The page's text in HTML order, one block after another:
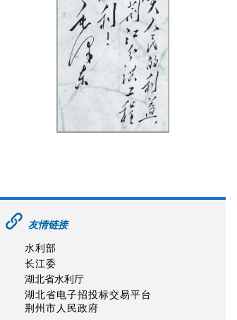
友情链接
水利部
长江委
湖北省水利厅
湖北省电子招投标交易平台
荆州市人民政府